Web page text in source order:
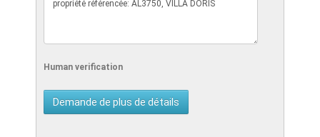
Human verification